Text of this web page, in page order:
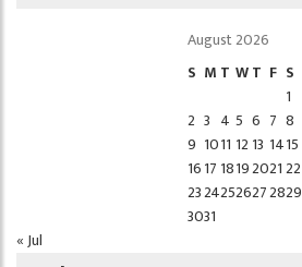
August 2026
S M T WT F S
1
2 3 4 5 6 7 8
9 1011 12 13 1415
1617 1819202122
23242526272829
3031
« Jul